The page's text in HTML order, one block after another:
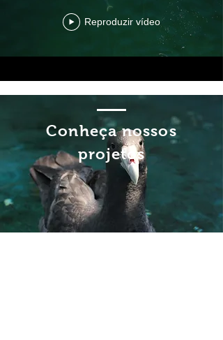
Reproduzir vídeo
Conheça nossos
projetos